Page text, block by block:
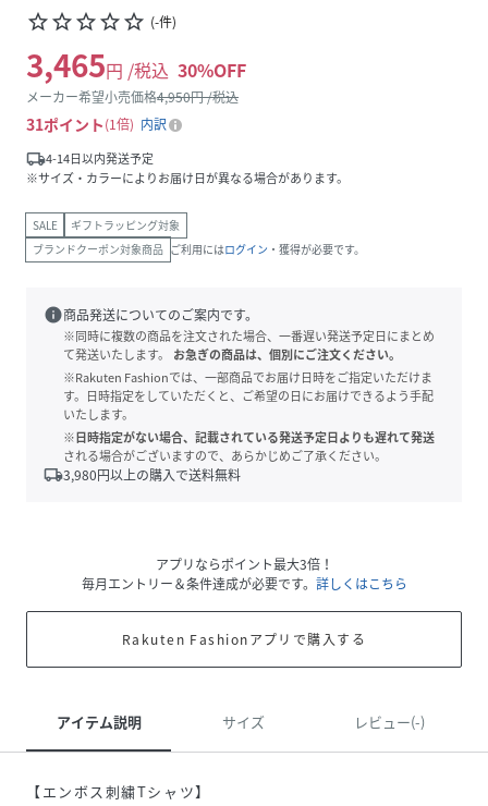
star_borderstar_borderstar_borderstar_borderstar_border (-件)
3,465円 /税込 30%OFF
メーカー希望小売価格4,950円 /税込
31ポイント 1倍
内訳
local_shipping4-14日以内発送予定
※サイズ・カラーによりお届け日が異なる場合があります。
SALE
ギフトラッピング対象
ブランドクーポン対象商品 ご利用にはログイン ・獲得が必要です。
info商品発送についてのご案内です。
※同時に複数の商品を注文された場合、一番遅い発送予定日にまとめ
て発送いたします。
お急ぎの商品は、個別にご注文ください。
※Rakuten Fashionでは、一部商品でお届け日時をご指定いただけま
す。日時指定をしていただくと、ご希望の日にお届けできるよう手配
いたします。
※日時指定がない場合、記載されている発送予定日よりも遅れて発送
される場合がございますので、あらかじめご了承ください。
local_shipping3,980円以上の購入で送料無料
アプリならポイント最大3倍！
毎月エントリー＆条件達成が必要です。 詳しくはこちら
Rakuten Fashionアプリで購入する
アイテム説明 サイズ レビュー(-)
【エンボス刺繍Tシャツ】